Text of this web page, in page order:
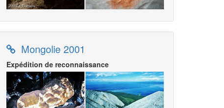
Mongolie 2001
Expédition de reconnaissance